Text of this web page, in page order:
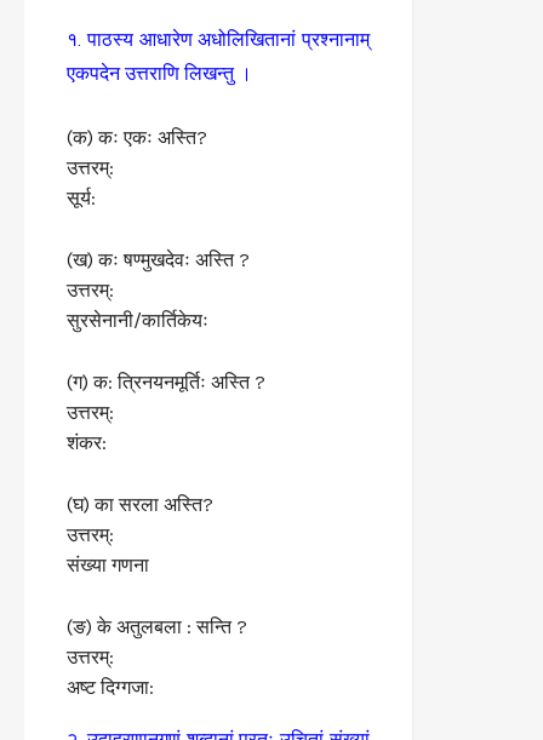
१. पाठस्य आधारेण अधोलिखितानां प्रश्नानाम्
एकपदेन उत्तराणि लिखन्तु ।
(क) कः एकः अस्ति?
उत्तरम्:
सूर्य:
(ख) कः षण्मुखदेवः अस्ति ?
उत्तरम्:
सुरसेनानी/कार्तिकेयः
(ग) क: त्रिनयनमूर्तिः अस्ति ?
उत्तरम्:
शंकर:
(घ) का सरला अस्ति?
उत्तरम्:
संख्या गणना
(ङ) के अतुलबला : सन्ति ?
उत्तरम्:
अष्ट दिग्गजा: